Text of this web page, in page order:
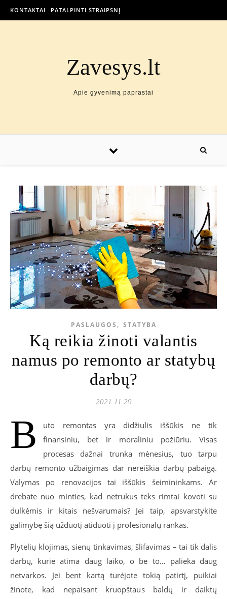
KONTAKTAI PATALPINTI STRAIPSNĮ
Zavesys.lt
Apie gyvenimą paprastai
PASLAUGOS , STATYBA
Ką reikia žinoti valantis
namus po remonto ar statybų
darbų?
2021 11 29
B
uto remontas yra didžiulis iššūkis ne tik
finansiniu, bet ir moraliniu požiūriu. Visas
procesas dažnai trunka mėnesius, tuo tarpu
darbų remonto užbaigimas dar nereiškia darbų pabaigą.
Valymas po renovacijos tai iššūkis šeimininkams. Ar
drebate nuo minties, kad netrukus teks rimtai kovoti su
dulkėmis ir kitais nešvarumais? Jei taip, apsvarstykite
galimybę šią užduotį atiduoti į profesionalų rankas.
Plytelių klojimas, sienų tinkavimas, šlifavimas – tai tik dalis
darbų, kurie atima daug laiko, o be to… palieka daug
netvarkos. Jei bent kartą turėjote tokią patirtį, puikiai
žinote, kad nepaisant kruopštaus baldų ir daiktų